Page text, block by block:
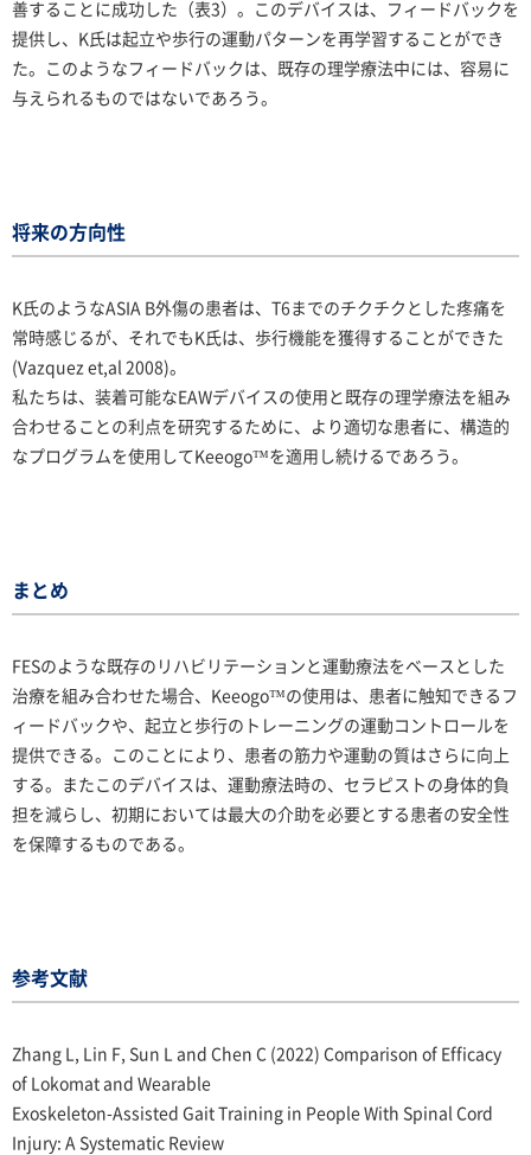
善することに成功した（表3）。このデバイスは、フィードバックを
提供し、K氏は起立や歩行の運動パターンを再学習することができ
た。このようなフィードバックは、既存の理学療法中には、容易に
与えられるものではないであろう。
将来の方向性
K氏のようなASIA B外傷の患者は、T6までのチクチクとした疼痛を
常時感じるが、それでもK氏は、歩行機能を獲得することができた
(Vazquez et,al 2008)。
私たちは、装着可能なEAWデバイスの使用と既存の理学療法を組み
合わせることの利点を研究するために、より適切な患者に、構造的
なプログラムを使用してKeeogo™を適用し続けるであろう。
まとめ
FESのような既存のリハビリテーションと運動療法をベースとした
治療を組み合わせた場合、Keeogo™の使用は、患者に触知できるフ
ィードバックや、起立と歩行のトレーニングの運動コントロールを
提供できる。このことにより、患者の筋力や運動の質はさらに向上
する。またこのデバイスは、運動療法時の、セラピストの身体的負
担を減らし、初期においては最大の介助を必要とする患者の安全性
を保障するものである。
参考文献
Zhang L, Lin F, Sun L and Chen C (2022) Comparison of Efficacy
of Lokomat and Wearable
Exoskeleton-Assisted Gait Training in People With Spinal Cord
Injury: A Systematic Review